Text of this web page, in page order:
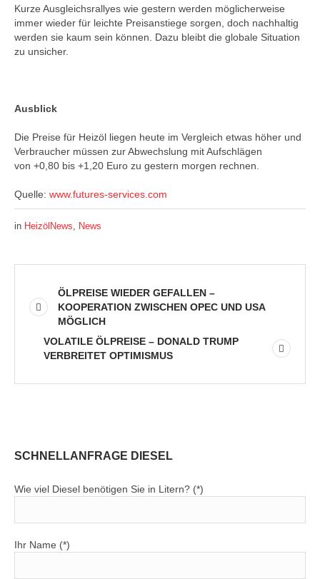
Kurze Ausgleichsrallyes wie gestern werden möglicherweise
immer wieder für leichte Preisanstiege sorgen, doch nachhaltig
werden sie kaum sein können. Dazu bleibt die globale Situation
zu unsicher.
Ausblick
Die Preise für Heizöl liegen heute im Vergleich etwas höher und
Verbraucher müssen zur Abwechslung mit Aufschlägen
von +0,80 bis +1,20 Euro zu gestern morgen rechnen.
Quelle: www.futures-services.com
in HeizölNews, News
ÖLPREISE WIEDER GEFALLEN –
KOOPERATION ZWISCHEN OPEC UND USA
MÖGLICH
VOLATILE ÖLPREISE – DONALD TRUMP
VERBREITET OPTIMISMUS
SCHNELLANFRAGE DIESEL
Wie viel Diesel benötigen Sie in Litern? (*)
Ihr Name (*)